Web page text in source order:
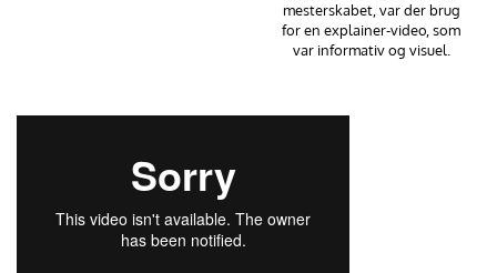
mesterskabet, var der brug
for en explainer-video, som
var informativ og visuel.